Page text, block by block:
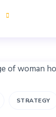
STRATEGY